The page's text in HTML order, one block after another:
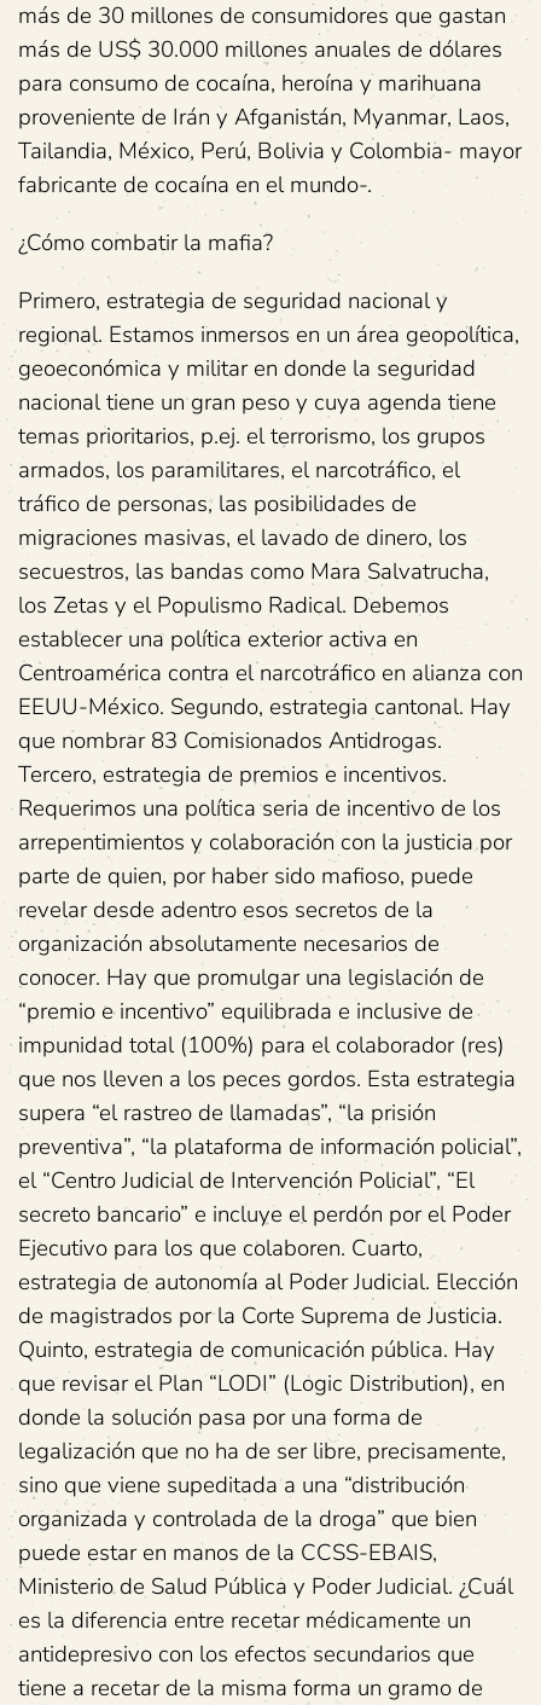
más de 30 millones de consumidores que gastan
más de US$ 30.000 millones anuales de dólares
para consumo de cocaína, heroína y marihuana
proveniente de Irán y Afganistán, Myanmar, Laos,
Tailandia, México, Perú, Bolivia y Colombia- mayor
fabricante de cocaína en el mundo-.
¿Cómo combatir la mafia?
Primero, estrategia de seguridad nacional y
regional. Estamos inmersos en un área geopolítica,
geoeconómica y militar en donde la seguridad
nacional tiene un gran peso y cuya agenda tiene
temas prioritarios, p.ej. el terrorismo, los grupos
armados, los paramilitares, el narcotráfico, el
tráfico de personas, las posibilidades de
migraciones masivas, el lavado de dinero, los
secuestros, las bandas como Mara Salvatrucha,
los Zetas y el Populismo Radical. Debemos
establecer una política exterior activa en
Centroamérica contra el narcotráfico en alianza con
EEUU-México. Segundo, estrategia cantonal. Hay
que nombrar 83 Comisionados Antidrogas.
Tercero, estrategia de premios e incentivos.
Requerimos una política seria de incentivo de los
arrepentimientos y colaboración con la justicia por
parte de quien, por haber sido mafioso, puede
revelar desde adentro esos secretos de la
organización absolutamente necesarios de
conocer. Hay que promulgar una legislación de
“premio e incentivo” equilibrada e inclusive de
impunidad total (100%) para el colaborador (res)
que nos lleven a los peces gordos. Esta estrategia
supera “el rastreo de llamadas”, “la prisión
preventiva”, “la plataforma de información policial”,
el “Centro Judicial de Intervención Policial”, “El
secreto bancario” e incluye el perdón por el Poder
Ejecutivo para los que colaboren. Cuarto,
estrategia de autonomía al Poder Judicial. Elección
de magistrados por la Corte Suprema de Justicia.
Quinto, estrategia de comunicación pública. Hay
que revisar el Plan “LODI” (Logic Distribution), en
donde la solución pasa por una forma de
legalización que no ha de ser libre, precisamente,
sino que viene supeditada a una “distribución
organizada y controlada de la droga” que bien
puede estar en manos de la CCSS-EBAIS,
Ministerio de Salud Pública y Poder Judicial. ¿Cuál
es la diferencia entre recetar médicamente un
antidepresivo con los efectos secundarios que
tiene a recetar de la misma forma un gramo de